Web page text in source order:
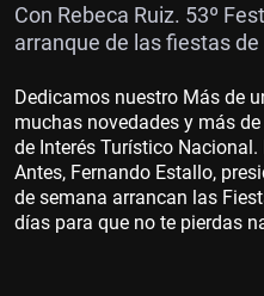
Con Rebeca Ruiz. 53º
arranque de las fiestas de
Dedicamos nuestro Más de
muchas novedades y más
de Interés Turístico
Antes, Fernando Estallo,
de semana arrancan las
días para que no te pierdas